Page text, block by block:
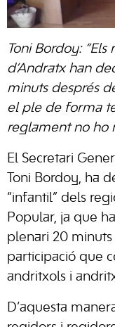
Toni Bordoy:
d’Andratx han
minuts després
el ple de forma
reglament no ho
El Secretari
Toni Bordoy, ha
“infantil” dels
Popular, ja que
plenari 20 minuts
participació que
andritxols i
D’aquesta